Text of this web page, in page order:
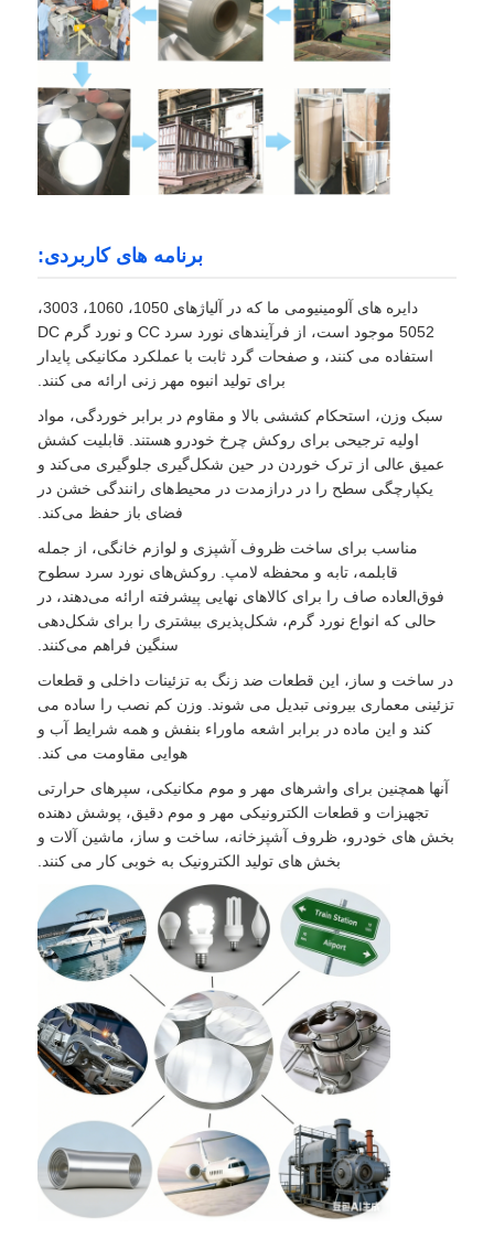
برنامه های کاربردی:
دایره های آلومینیومی ما که در آلیاژهای 1050، 1060، 3003،
5052 موجود است، از فرآیندهای نورد سرد CC و نورد گرم DC
استفاده می کنند، و صفحات گرد ثابت با عملکرد مکانیکی پایدار
برای تولید انبوه مهر زنی ارائه می کنند.
سبک وزن، استحکام کششی بالا و مقاوم در برابر خوردگی، مواد
اولیه ترجیحی برای روکش چرخ خودرو هستند. قابلیت کشش
عمیق عالی از ترک خوردن در حین شکل‌گیری جلوگیری می‌کند و
یکپارچگی سطح را در درازمدت در محیط‌های رانندگی خشن در
فضای باز حفظ می‌کند.
مناسب برای ساخت ظروف آشپزی و لوازم خانگی، از جمله
قابلمه، تابه و محفظه لامپ. روکش‌های نورد سرد سطوح
فوق‌العاده صاف را برای کالاهای نهایی پیشرفته ارائه می‌دهند، در
حالی که انواع نورد گرم، شکل‌پذیری بیشتری را برای شکل‌دهی
سنگین فراهم می‌کنند.
در ساخت و ساز، این قطعات ضد زنگ به تزئینات داخلی و قطعات
تزئینی معماری بیرونی تبدیل می شوند. وزن کم نصب را ساده می
کند و این ماده در برابر اشعه ماوراء بنفش و همه شرایط آب و
هوایی مقاومت می کند.
آنها همچنین برای واشرهای مهر و موم مکانیکی، سپرهای حرارتی
تجهیزات و قطعات الکترونیکی مهر و موم دقیق، پوشش دهنده
بخش های خودرو، ظروف آشپزخانه، ساخت و ساز، ماشین آلات و
بخش های تولید الکترونیک به خوبی کار می کنند.